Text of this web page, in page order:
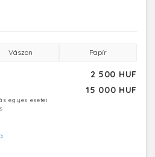
Vászon Papír
2 500 HUF
15 000 HUF
egyes esetei